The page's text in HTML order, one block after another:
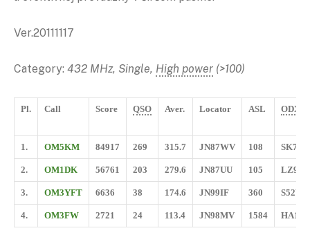
Ver.20111117
Category: 432 MHz, Single, High power (>100)
Pl. Call Score QSO Aver. Locator ASL ODX
1. OM5KM 84917 269 315.7 JN87WV 108
2. OM1DK 56761 203 279.6 JN87UU 105 LZ9X
3. OM3YFT 6636 38 174.6 JN99IF 360 S52W
4. OM3FW 2721 24 113.4 JN98MV 1584